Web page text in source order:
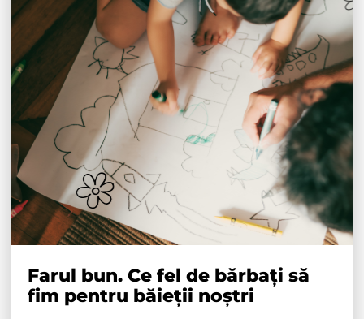
Farul bun. Ce fel de bărbați să
fim pentru băieții noștri